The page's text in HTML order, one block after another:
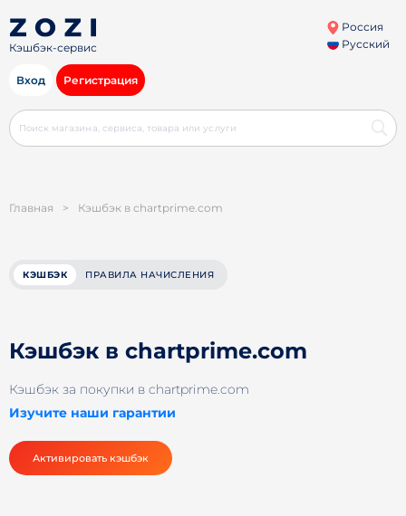
Кэшбэк-сервис
Россия
Русский
Вход Регистрация
Главная > Кэшбэк в chartprime.com
КЭШБЭК ПРАВИЛА НАЧИСЛЕНИЯ
Кэшбэк в chartprime.com
Кэшбэк за покупки в chartprime.com
Изучите наши гарантии
Активировать кэшбэк